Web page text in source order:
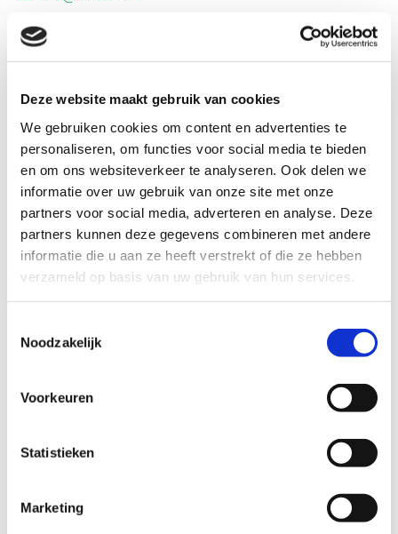
Deze website maakt gebruik van cookies
We gebruiken cookies om content en advertenties te
personaliseren, om functies voor social media te bieden
en om ons websiteverkeer te analyseren. Ook delen we
informatie over uw gebruik van onze site met onze
partners voor social media, adverteren en analyse. Deze
partners kunnen deze gegevens combineren met andere
informatie die u aan ze heeft verstrekt of die ze hebben
verzameld op basis van uw gebruik van hun services.
Noodzakelijk
Voorkeuren
Statistieken
Marketing
Openingstijden
administratieve vragen zijn wij telefonisch
Maandag - Vrijdag
09:00 - 18:00
Voor vragen, opmerkingen, tips,
bijzondere rit bestellingen of offertes
neem contact op voor meer informatie.
Naam*
E-mail *
Bericht*